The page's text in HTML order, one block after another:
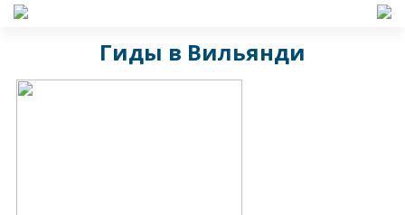
Гиды в Вильянди